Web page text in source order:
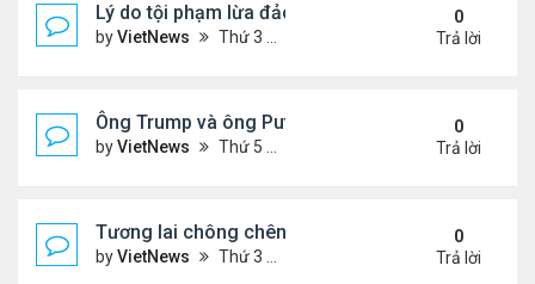
Lý do tội phạm lừa đảo ở Campuchia nhắm đến
byVietNews Thứ 3 Tháng 10 21, 2025 4:40 pm
0
Trả lời
Ông Trump và ông Putin điện đàm, nhất trí gặp
byVietNews Thứ 5 Tháng 10 16, 2025 5:15 pm
0
Trả lời
Tương lai chông chênh với Dải Gaza sau lệnh
byVietNews Thứ 3 Tháng 10 14, 2025 2:41 pm
0
Trả lời